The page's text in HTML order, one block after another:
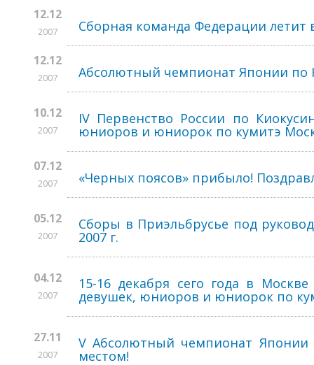
12.12
2007 Сборная команда Федерации летит
12.12
2007 Абсолютный чемпионат Японии по
10.12
2007
IV Первенство России по
юниоров и юниорок по кумитэ
07.12
2007 «Черных поясов» прибыло!
05.12
2007
Сборы в Приэльбрусье под
2007 г.
04.12
2007
15-16 декабря сего года в
девушек, юниоров и юниорок по
27.11
2007
V Абсолютный чемпионат Японии
местом!